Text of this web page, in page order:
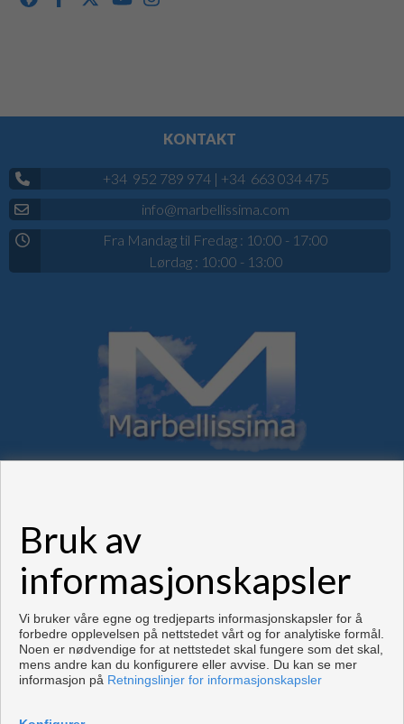
KONTAKT
+34 952 789 974| +34 663 034 475
info@marbellissima.com
Fra Mandag til Fredag : 10:00 - 17:00
Lørdag : 10:00 - 13:00
Flats and houses for sale in Marbella
Copyright © 2026. Forbeholdt alle rettigheter.
Inmoenter Cookies policy
Bruk av
informasjonskapsler
Vi bruker våre egne og tredjeparts informasjonskapsler for å
forbedre opplevelsen på nettstedet vårt og for analytiske formål.
Noen er nødvendige for at nettstedet skal fungere som det skal,
mens andre kan du konfigurere eller avvise. Du kan se mer
informasjon på Retningslinjer for informasjonskapsler